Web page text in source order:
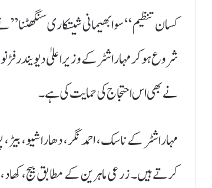
شروع ہو کر مہاراشٹر کے وزیر اعلیٰ دیویندر
نے بھی اس احتجاج کی حمایت کی ہے۔
مہاراشٹر کے ناسک، احمد نگر، دھاراشیو،
کرتے ہیں۔ زرعی ماہرین کے مطابق بیج،